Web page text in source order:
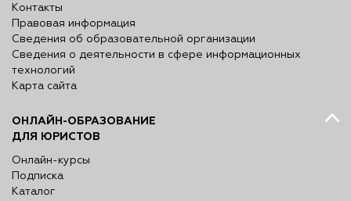
Контакты
Правовая информация
Сведения об образовательной организации
Сведения о деятельности в сфере информационных
технологий
Карта сайта
ОНЛАЙН-ОБРАЗОВАНИЕ
ДЛЯ ЮРИСТОВ
Онлайн-курсы
Подписка
Каталог